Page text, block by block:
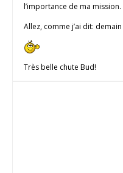
l’importance de ma mission.
Allez, comme j’ai dit:
Très belle chute Bud!